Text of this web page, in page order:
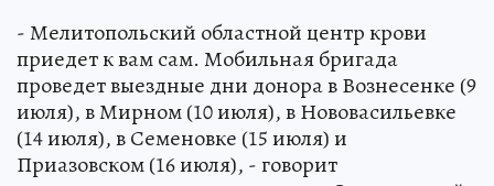
- Мелитопольский областной центр крови
приедет к вам сам. Мобильная бригада
проведет выездные дни донора в Вознесенке (9
июля), в Мирном (10 июля), в Нововасильевке
(14 июля), в Семеновке (15 июля) и
Приазовском (16 июля), - говорит